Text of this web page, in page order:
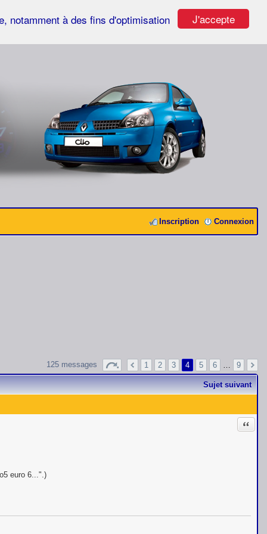
J'accepte
notamment à des fins d'optimisation
Connexion
Inscription
125 messages 1 2 3 4 5 6 … 9
Sujet suivant
euro 6...".)